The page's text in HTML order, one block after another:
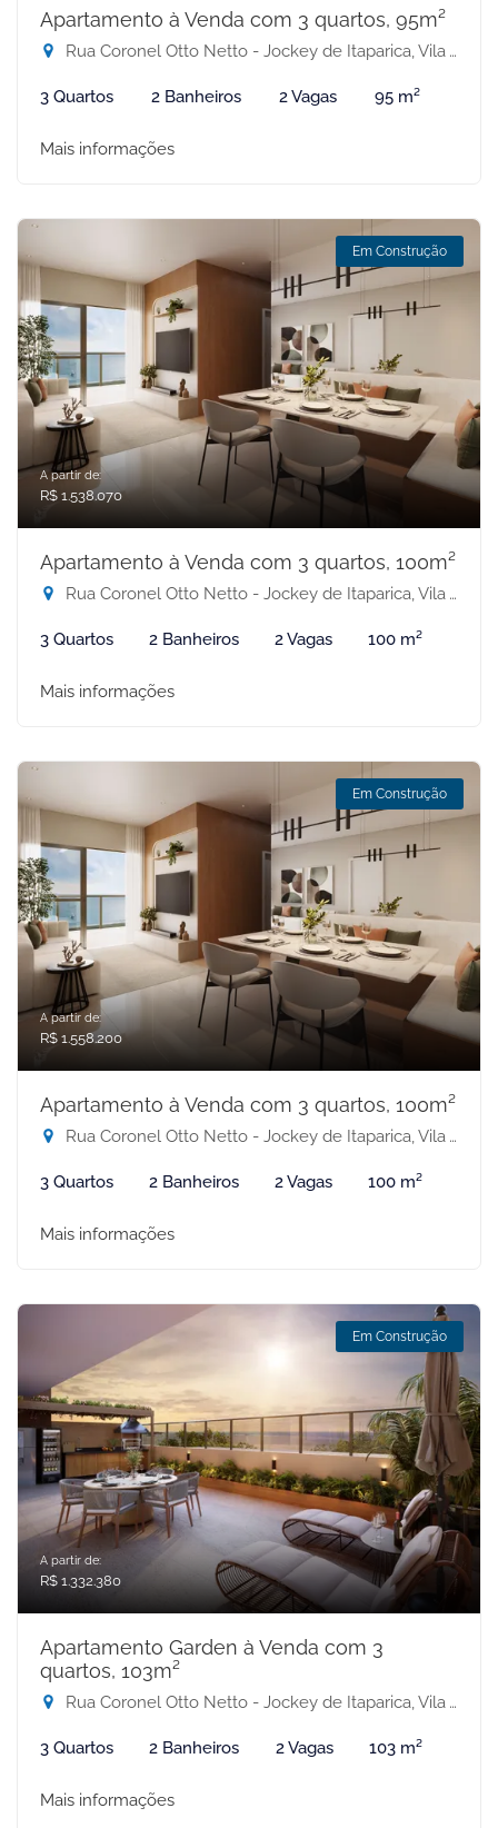
Apartamento à Venda com 3 quartos, 95m²
Rua Coronel Otto Netto - Jockey de Itaparica, Vila Velha-ES
3 Quartos 2 Banheiros 2 Vagas 95 m²
Mais informações
Em Construção
A partir de:
R$ 1.538.070
Apartamento à Venda com 3 quartos, 100m²
Rua Coronel Otto Netto - Jockey de Itaparica, Vila Velha-ES
3 Quartos 2 Banheiros 2 Vagas 100 m²
Mais informações
Em Construção
A partir de:
R$ 1.558.200
Apartamento à Venda com 3 quartos, 100m²
Rua Coronel Otto Netto - Jockey de Itaparica, Vila Velha-ES
3 Quartos 2 Banheiros 2 Vagas 100 m²
Mais informações
Em Construção
A partir de:
R$ 1.332.380
Apartamento Garden à Venda com 3
quartos, 103m²
Rua Coronel Otto Netto - Jockey de Itaparica, Vila Velha-ES
3 Quartos 2 Banheiros 2 Vagas 103 m²
Mais informações